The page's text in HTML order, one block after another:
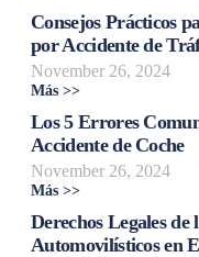
Consejos Prácticos
por Accidente de
November 26, 2024
Más >>
Los 5 Errores
Accidente de Coche
November 26, 2024
Más >>
Derechos Legales
Automovilísticos en